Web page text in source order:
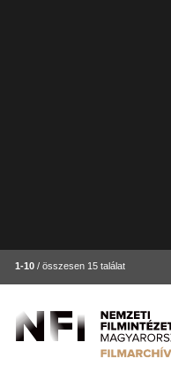
1-10 / összesen 15 találat